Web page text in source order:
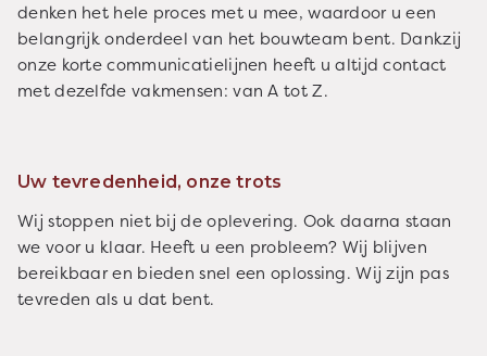
denken het hele proces met u mee, waardoor u een
belangrijk onderdeel van het bouwteam bent. Dankzij
onze korte communicatielijnen heeft u altijd contact
met dezelfde vakmensen: van A tot Z.
Uw tevredenheid, onze trots
Wij stoppen niet bij de oplevering. Ook daarna staan
we voor u klaar. Heeft u een probleem? Wij blijven
bereikbaar en bieden snel een oplossing. Wij zijn pas
tevreden als u dat bent.